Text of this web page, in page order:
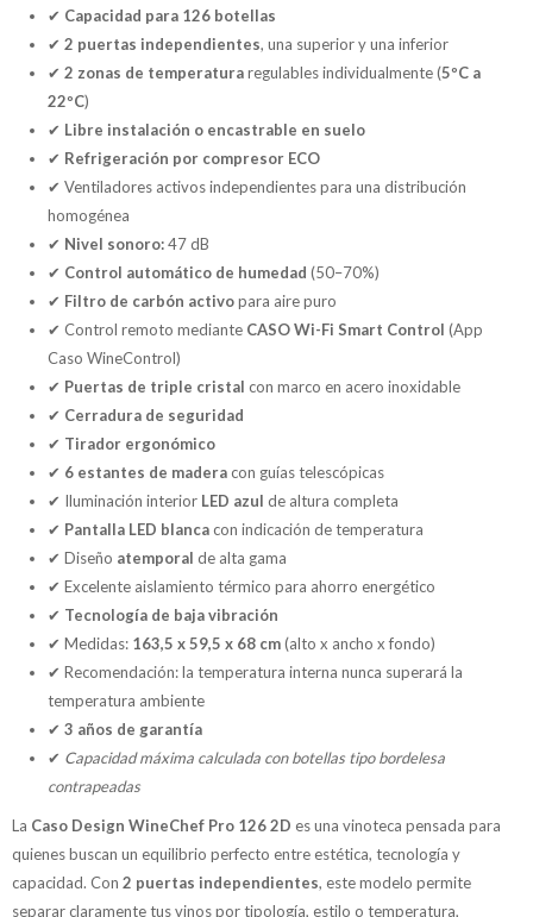
✔ Capacidad para 126 botellas
✔ 2 puertas independientes, una superior y una inferior
✔ 2 zonas de temperaturaregulables individualmente (5ºC a
22ºC)
✔ Libre instalación o encastrable en suelo
✔ Refrigeración por compresor ECO
✔ Ventiladores activos independientes para una distribución
homogénea
✔ Nivel sonoro:47 dB
✔ Control automático de humedad (50–70%)
✔ Filtro de carbón activopara aire puro
✔ Control remoto mediante CASO Wi-Fi Smart Control (App
Caso WineControl)
✔ Puertas de triple cristal con marco en acero inoxidable
✔ Cerradura de seguridad
✔ Tirador ergonómico
✔ 6 estantes de maderacon guías telescópicas
✔ Iluminación interior LED azul de altura completa
✔ Pantalla LED blancacon indicación de temperatura
✔ Diseño atemporal de alta gama
✔ Excelente aislamiento térmico para ahorro energético
✔ Tecnología de baja vibración
✔ Medidas: 163,5 x 59,5 x 68 cm(alto x ancho x fondo)
✔ Recomendación: la temperatura interna nunca superará la
temperatura ambiente
✔ 3 años de garantía
✔ Capacidad máxima calculada con botellas tipo bordelesa
contrapeadas
La Caso Design WineChef Pro 126 2D es una vinoteca pensada para
quienes buscan un equilibrio perfecto entre estética, tecnología y
capacidad. Con 2 puertas independientes, este modelo permite
separar claramente tus vinos por tipología, estilo o temperatura,